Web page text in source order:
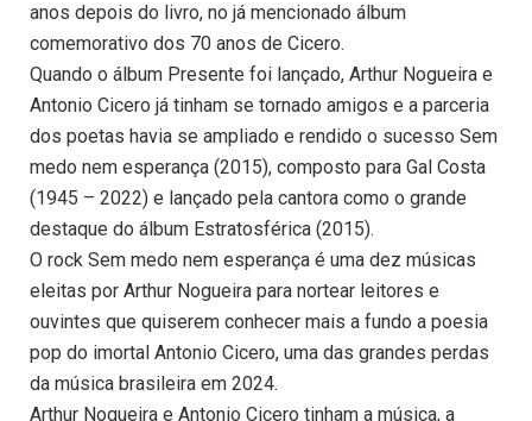
anos depois do livro, no já mencionado álbum
comemorativo dos 70 anos de Cicero.
Quando o álbum Presente foi lançado, Arthur Nogueira e
Antonio Cicero já tinham se tornado amigos e a parceria
dos poetas havia se ampliado e rendido o sucesso Sem
medo nem esperança (2015), composto para Gal Costa
(1945 – 2022) e lançado pela cantora como o grande
destaque do álbum Estratosférica (2015).
O rock Sem medo nem esperança é uma dez músicas
eleitas por Arthur Nogueira para nortear leitores e
ouvintes que quiserem conhecer mais a fundo a poesia
pop do imortal Antonio Cicero, uma das grandes perdas
da música brasileira em 2024.
Arthur Nogueira e Antonio Cicero tinham a música, a